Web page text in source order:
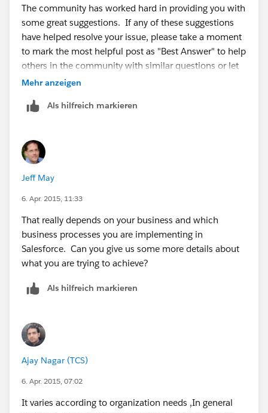
The community has worked hard in providing you with
some great suggestions. If any of these suggestions
have helped resolve your issue, please take a moment
to mark the most helpful post as "Best Answer" to help
others in the community with similar questions or let
me know how to assist you further.
Thank you all for your contribution to Success
Mehr anzeigen
Als hilfreich markieren
Jeff May
6. Apr. 2015, 11:33
That really depends on your business and which
business processes you are implementing in
Salesforce. Can you give us some more details about
what you are trying to achieve?
Als hilfreich markieren
Ajay Nagar (TCS)
6. Apr. 2015, 07:02
It varies according to organization needs ,In general